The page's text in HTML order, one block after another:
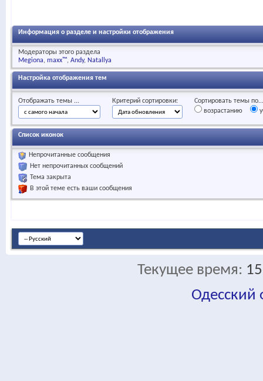
Информация о разделе и настройки отображения
Модераторы этого раздела
Megiona maxx™ Andy Natallya
Настройка отображения тем
Отображать темы ... Критерий сортировки:
Сортировать темы по...
возрастанию
Список иконок
Непрочитанные сообщения
Нет непрочитанных сообщений
Тема закрыта
В этой теме есть ваши сообщения
Текущее время:
Одесский